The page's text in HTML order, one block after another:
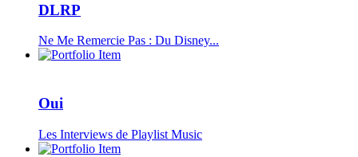
DLRP
Ne Me Remercie Pas : Du Disney...
Oui
Les Interviews de Playlist Music